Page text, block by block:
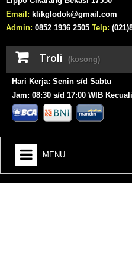
Email: klikglodok@gmail.com
Admin: 0852 1936 2505 Telp:
Troli (kosong)
Hari Kerja: Senin s/d Sabtu
Jam: 08:30 s/d 17:00 WIB
MENU